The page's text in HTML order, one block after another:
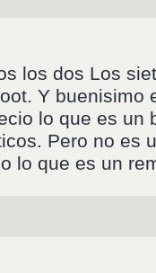
los dos Los
Y buenisimo
lo que es un
Pero no es
lo que es un